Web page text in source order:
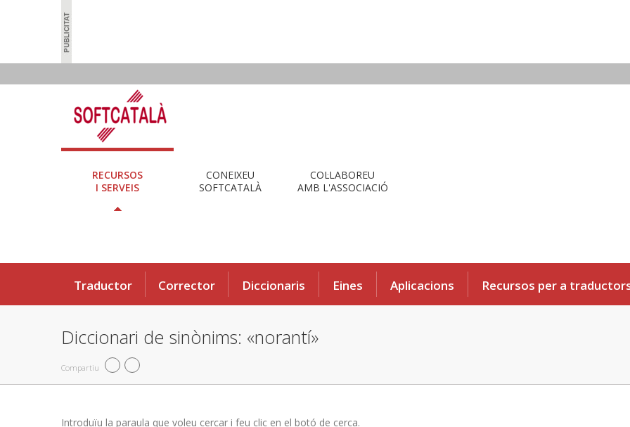
RECURSOS
I SERVEIS
CONEIXEU
SOFTCATALÀ
COL·LABOREU
AMB L'ASSOCIACIÓ
Traductor Corrector Diccionaris Eines Aplicacions Recursos per a
Diccionari de sinònims: «norantí»
Compartiu
Introduïu la paraula que voleu cercar i feu clic en el botó de cerca.